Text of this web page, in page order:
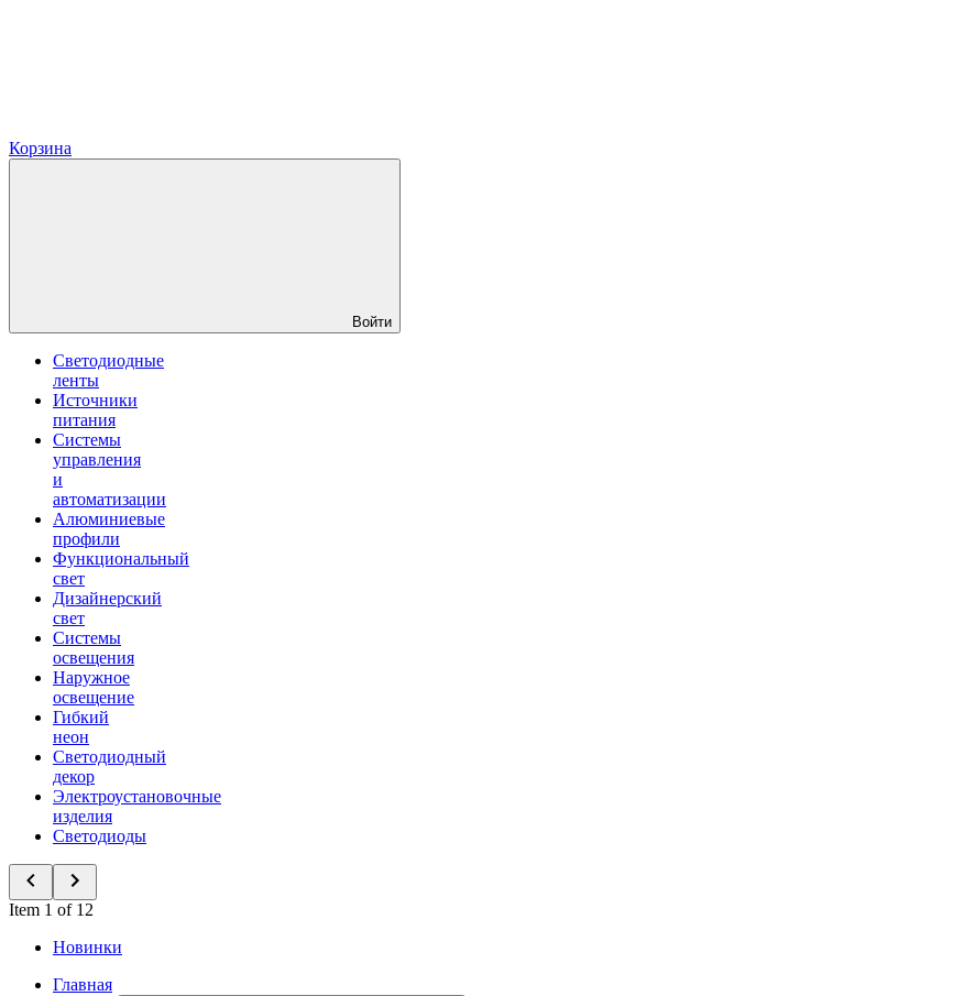
Корзина
Войти
Светодиодные
ленты
Источники
питания
Системы
управления
и
автоматизации
Алюминиевые
профили
Функциональный
свет
Дизайнерский
свет
Системы
освещения
Наружное
освещение
Гибкий
неон
Светодиодный
декор
Электроустановочные
изделия
Светодиоды
Item 1 of 12
Новинки
Главная